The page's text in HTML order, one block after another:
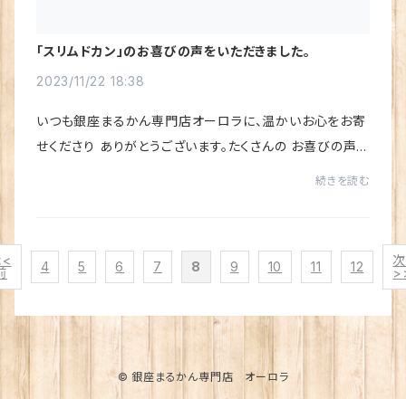
「スリムドカン」のお喜びの声をいただきました。
2023/11/22 18:38
いつも銀座まるかん専門店オーロラに、温かいお心をお寄
せくださり ありがとうございます。たくさんの お喜びの声を
続きを読む
4 5 6 7 8 9 10 11 12
次
© 銀座まるかん専門店 オーロラ